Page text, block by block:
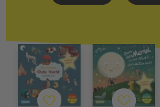
Merkzettel Merkzettel